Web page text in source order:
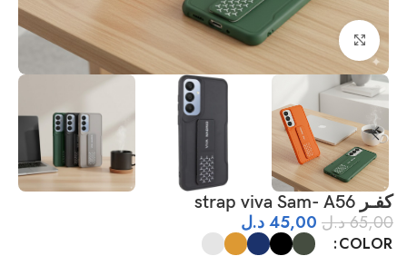
اضغط للتكبير
كفـر strap viva Sam- A56
65,00د.ل 45,00د.ل
COLOR